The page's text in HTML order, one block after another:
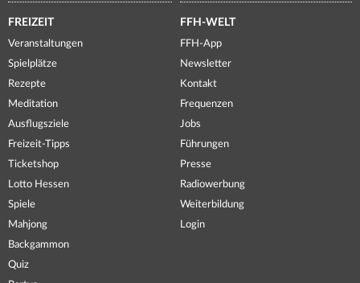
FREIZEIT
Veranstaltungen
Spielplätze
Rezepte
Meditation
Ausflugsziele
Freizeit-Tipps
Ticketshop
Lotto Hessen
Spiele
Mahjong
Backgammon
Quiz
FFH-WELT
FFH-App
Newsletter
Kontakt
Frequenzen
Jobs
Führungen
Presse
Radiowerbung
Weiterbildung
Login